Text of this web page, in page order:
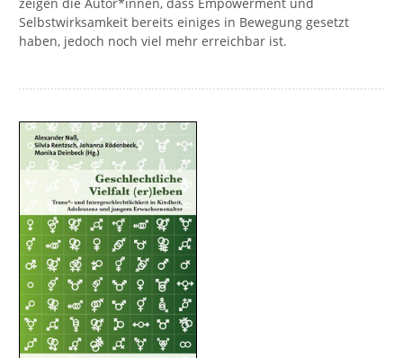
Selbstwirksamkeit bereits einiges in Bewegung gesetzt
haben, jedoch noch viel mehr erreichbar ist.